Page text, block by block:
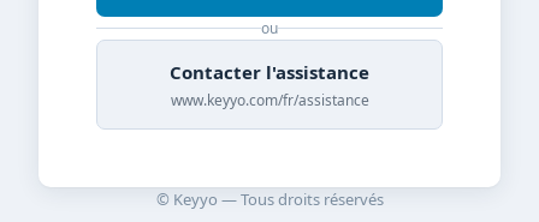
ou
Contacter l'assistance
www.keyyo.com/fr/assistance
© Keyyo — Tous droits réservés